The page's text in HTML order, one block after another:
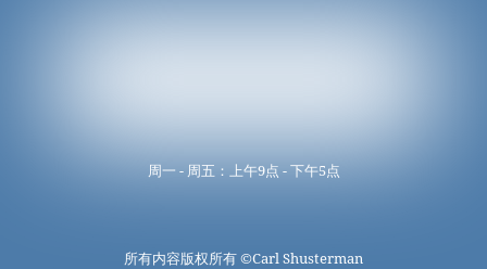
周一 - 周五：上午9点 - 下午5点
所有内容版权所有 ©Carl Shusterman